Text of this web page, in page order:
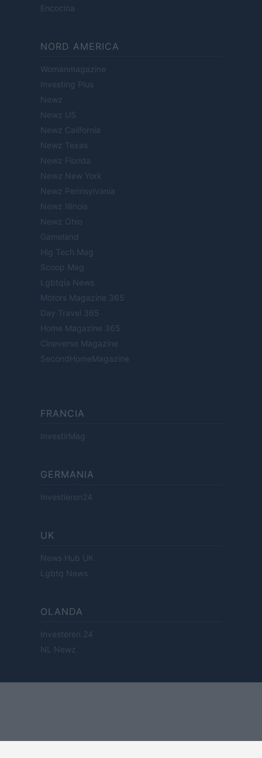
Encocina
NORD AMERICA
Womanmagazine
Investing Plus
Newz
Newz US
Newz California
Newz Texas
Newz Florida
Newz New York
Newz Pennsylvania
Newz Illinois
Newz Ohio
Gameland
Hig Tech Mag
Scoop Mag
Lgbtqia News
Motors Magazine 365
Day Travel 365
Home Magazine 365
Cineverse Magazine
SecondHomeMagazine
FRANCIA
InvestirMag
GERMANIA
Investieren24
UK
News Hub UK
Lgbtq News
OLANDA
Investeren 24
NL Newz